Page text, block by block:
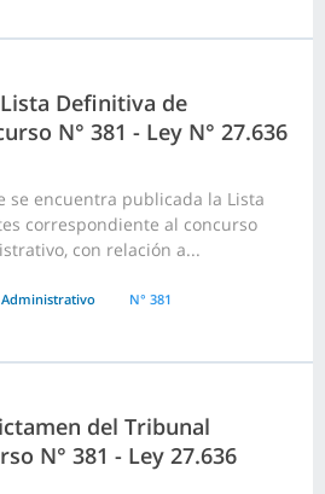
Definitiva de
N° 381 - Ley N° 27.636
se encuentra publicada la Lista
correspondiente al concurso
con relación a...
Administrativo N° 381
del Tribunal
N° 381 - Ley 27.636